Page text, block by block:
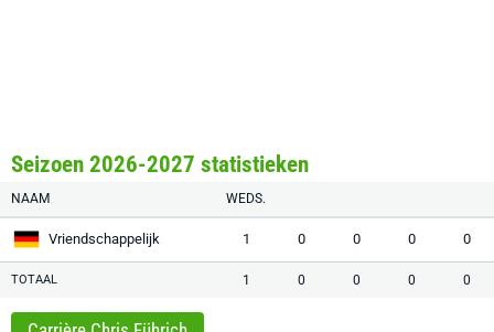
Seizoen 2026-2027 statistieken
NAAM WEDS.
Vriendschappelijk 1 0 0 0 0
TOTAAL 1 0 0 0 0